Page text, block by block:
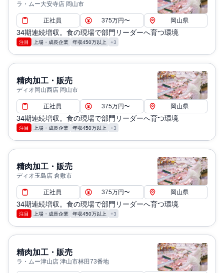
ラ・ムー大安寺店 岡山市
正社員 375万円〜 岡山県
34期連続増収。食の現場で部門リーダーへ育つ環境
注目 上場・成長企業 年収450万以上 +3
精肉加工・販売
ディオ岡山西店 岡山市
正社員 375万円〜 岡山県
34期連続増収。食の現場で部門リーダーへ育つ環境
注目 上場・成長企業 年収450万以上 +3
精肉加工・販売
ディオ玉島店 倉敷市
正社員 375万円〜 岡山県
34期連続増収。食の現場で部門リーダーへ育つ環境
注目 上場・成長企業 年収450万以上 +3
精肉加工・販売
ラ・ムー津山店 津山市林田73番地